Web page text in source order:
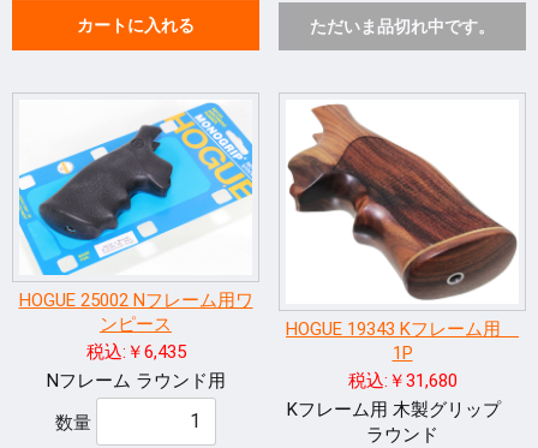
カートに入れる ただいま品切れ中です。
HOGUE 25002 Nフレーム用ワ
ンピース
税込:￥6,435
Nフレーム ラウンド用
数量
HOGUE 19343 Kフレーム用
1P
税込:￥31,680
Kフレーム用 木製グリップ
ラウンド